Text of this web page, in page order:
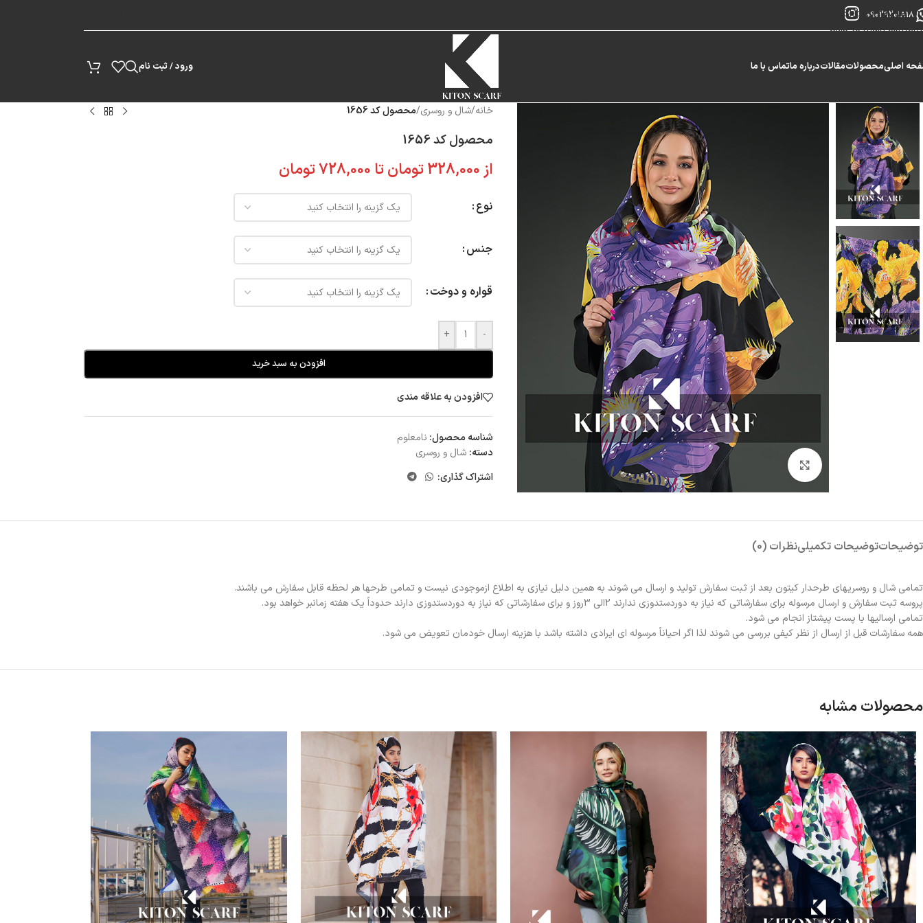
Skip to navigation
Skip to main content
09029201818
اصلیمحصولاتمقالاتدرباره ماتماس با ما ورود / ثبت نام
خانه/شال و روسری/محصول کد 1656
محصول کد 1656
از328,000تومانتا 728,000تومان
نوع
جنس
قواره و دوخت
-
+
افزودن به سبد خرید
افزودن به علاقه مندی
شناسه محصول: نامعلوم
دسته: شال و روسری
اشتراک گذاری:
توضیحاتتوضیحات تکمیلینظرات (0)
تمامی شال و روسریهای طرحدار کیتون بعد از ثبت سفارش تولید و ارسال می شوند به همین دلیل نیازی به اطلاع ازموجودی نیست و تمامی طرحها هر لحظه قابل سفارش می باشند.
پروسه ثبت سفارش و ارسال مرسوله برای سفارشاتی که نیاز به دوردستدوزی ندارند 2الی 3روز و برای سفارشاتی که نیاز به دوردستدوزی دارند حدوداً یک هفته زمانبر خواهد بود.
تمامی ارسالیها با پست پیشتاز انجام می شود.
همه سفارشات قبل از ارسال از نظر کیفی بررسی می شوند لذا اگر احیاناً مرسوله ای ایرادی داشته باشد با هزینه ارسال خودمان تعویض می شود.
محصولات مشابه